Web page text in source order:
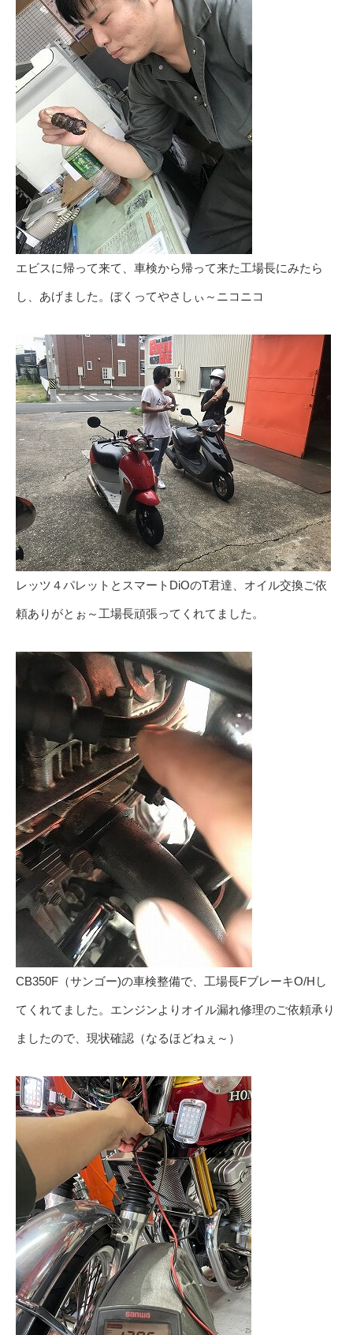
エビスに帰って来て、車検から帰って来た工場長にみたら
し、あげました。ぼくってやさしぃ～ニコニコ
レッツ４パレットとスマートDiOのT君達、オイル交換ご依
頼ありがとぉ～工場長頑張ってくれてました。
CB350F（サンゴー)の車検整備で、工場長FブレーキO/Hし
てくれてました。エンジンよりオイル漏れ修理のご依頼承り
ましたので、現状確認（なるほどねぇ～）